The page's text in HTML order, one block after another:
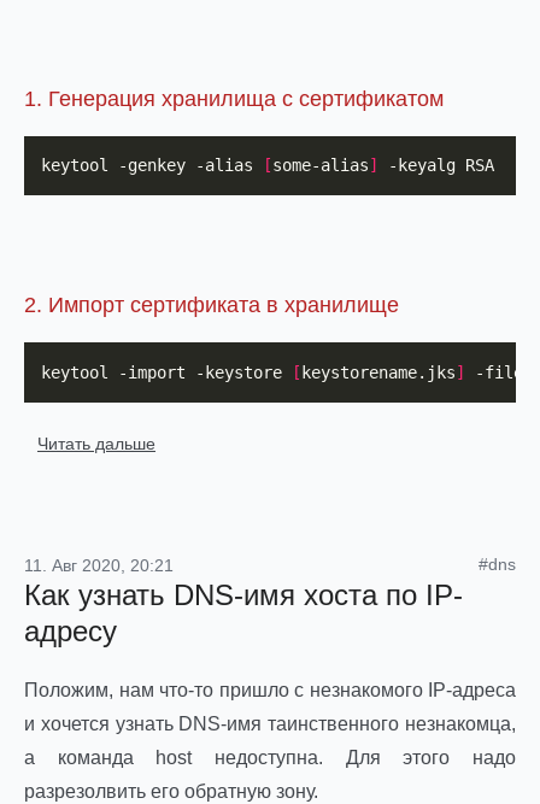
1. Генерация хранилища с сертификатом
keytool -genkey -alias [some-alias] -keyalg RSA
2. Импорт сертификата в хранилище
keytool -import -keystore [ keystorename.jks] -file
Читать дальше
#dns
11. Авг 2020, 20:21
Как узнать DNS-имя хоста по IP-
адресу
Положим, нам что-то пришло с незнакомого IP-адреса
и хочется узнать DNS-имя таинственного незнакомца,
а команда host недоступна. Для этого надо
разрезолвить его обратную зону.